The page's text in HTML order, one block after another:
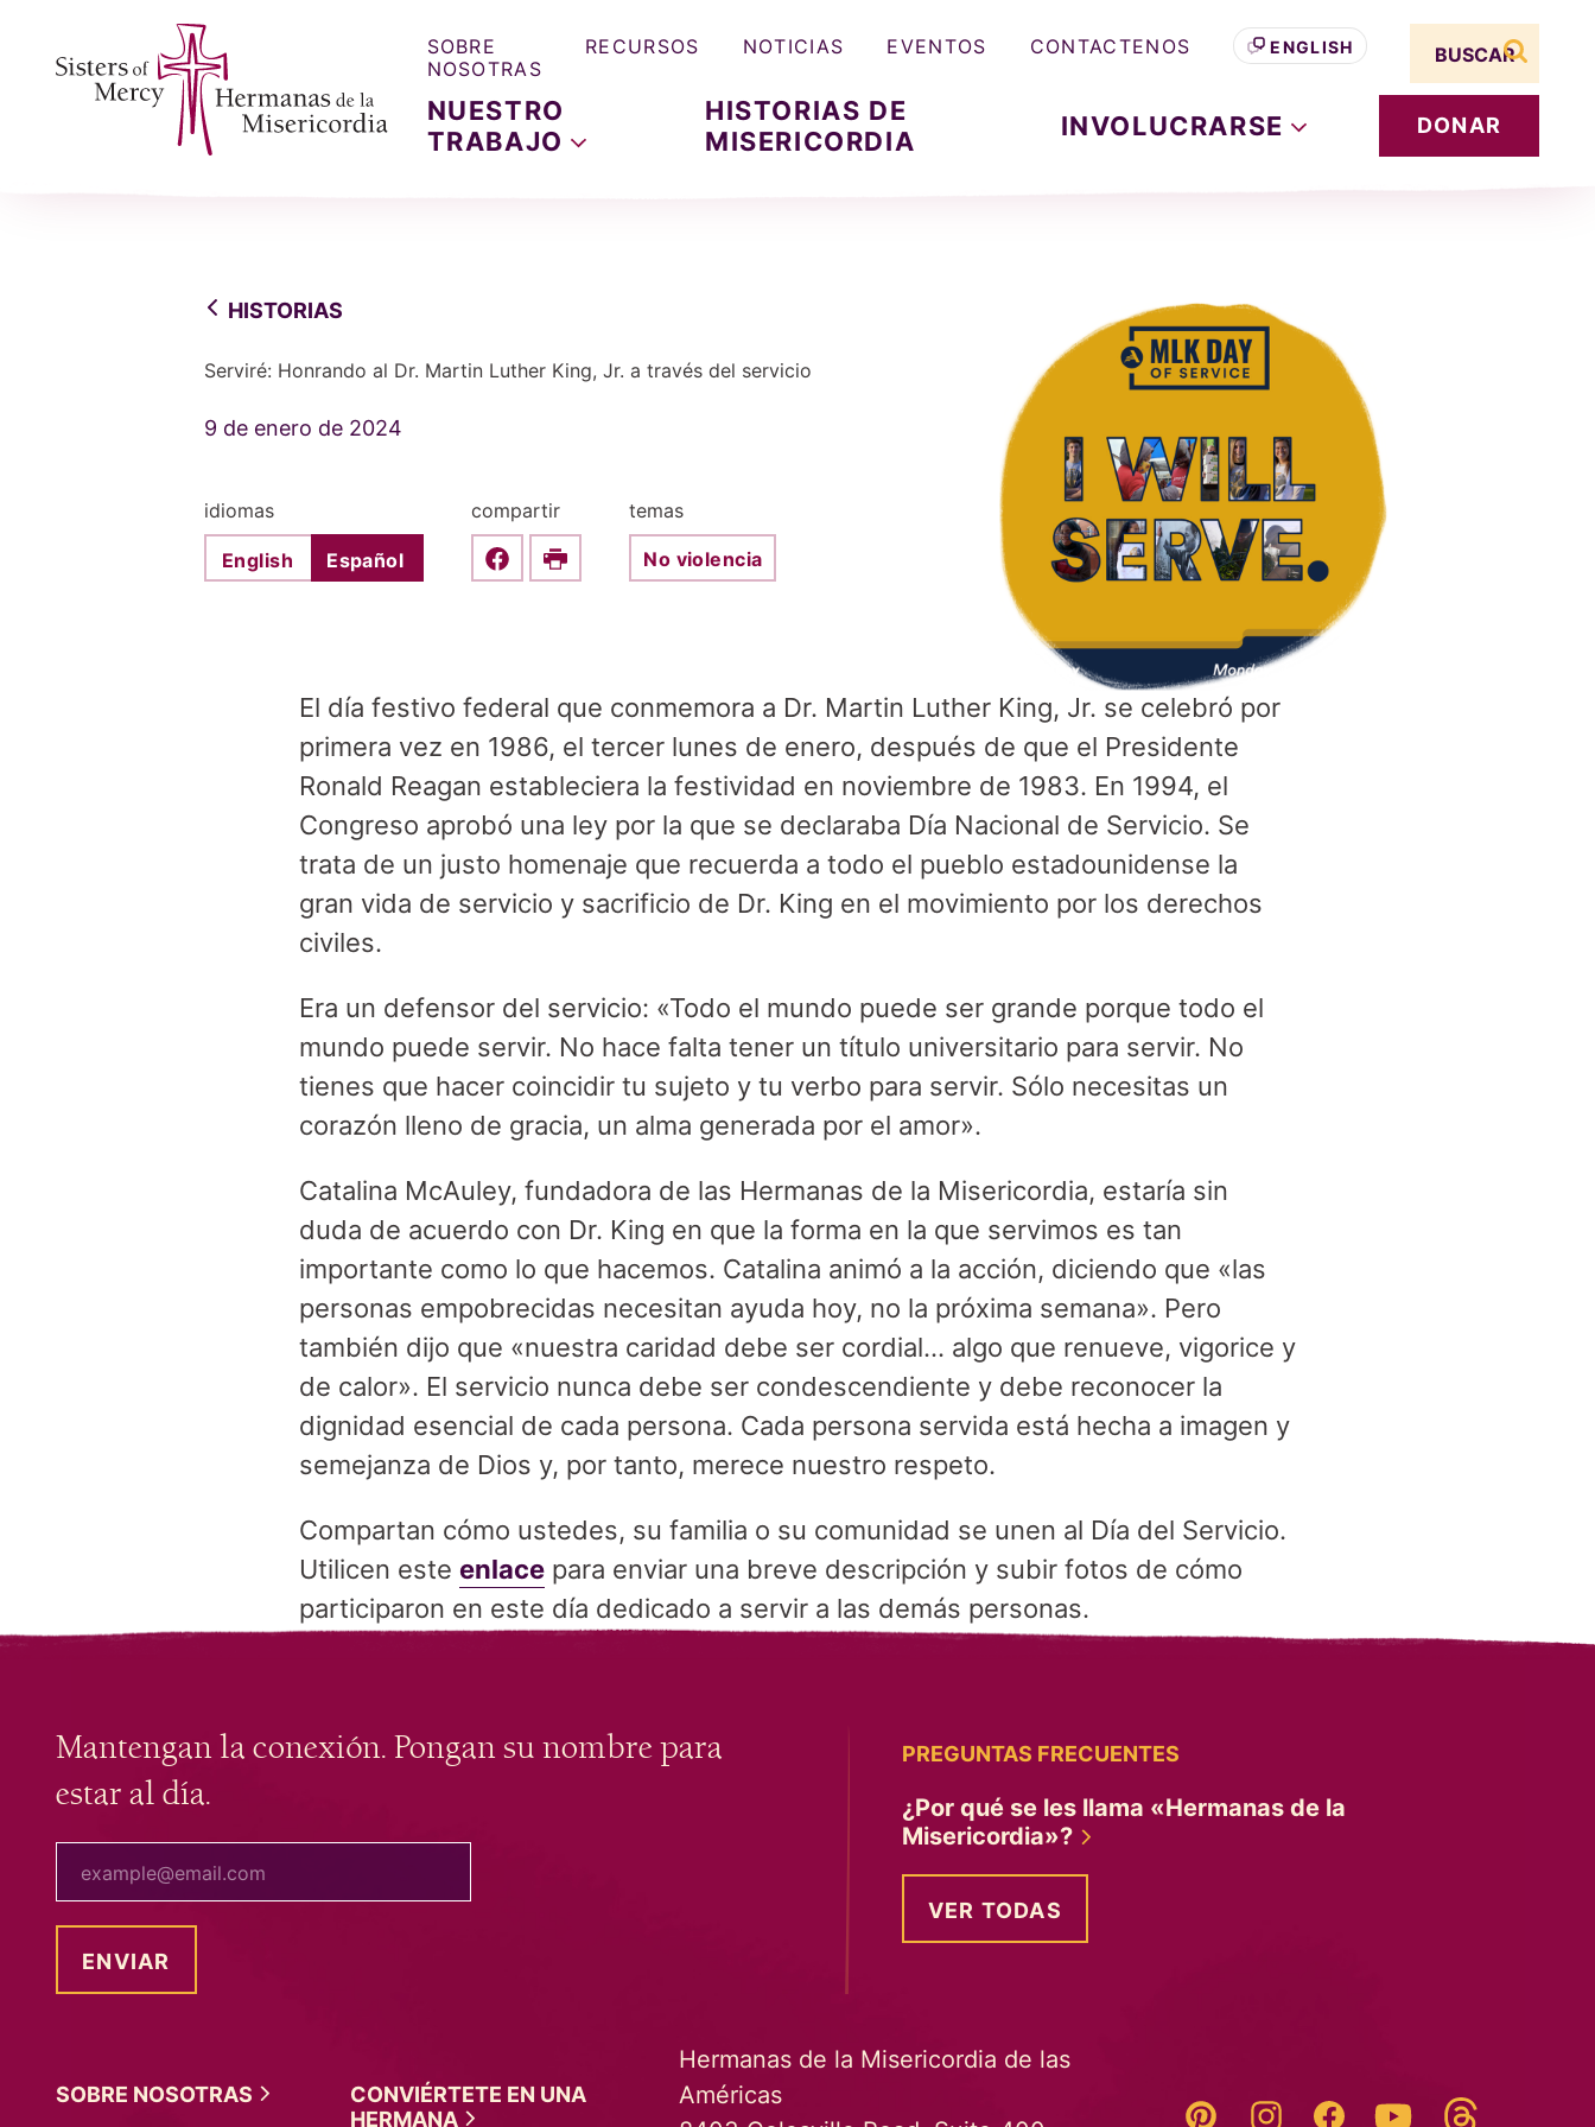
NUESTRO
TRABAJO
HISTORIAS DE
MISERICORDIA
INVOLUCRARSE DONAR
SOBRE
NOSOTRAS
RECURSOS NOTICIAS EVENTOS CONTACTENOS ENGLISH
Search term
buscar
HISTORIAS
Serviré: Honrando al Dr. Martin Luther King, Jr. a través del servicio
9 de enero de 2024
idiomas
English Español
compartir
Share this on Facebook
Print
temas
No violencia
El día festivo federal que conmemora a Dr. Martin Luther King, Jr. se celebró por
primera vez en 1986, el tercer lunes de enero, después de que el Presidente
Ronald Reagan estableciera la festividad en noviembre de 1983. En 1994, el
Congreso aprobó una ley por la que se declaraba Día Nacional de Servicio. Se
trata de un justo homenaje que recuerda a todo el pueblo estadounidense la
gran vida de servicio y sacrificio de Dr. King en el movimiento por los derechos
civiles.
Era un defensor del servicio: «Todo el mundo puede ser grande porque todo el
mundo puede servir. No hace falta tener un título universitario para servir. No
tienes que hacer coincidir tu sujeto y tu verbo para servir. Sólo necesitas un
corazón lleno de gracia, un alma generada por el amor».
Catalina McAuley, fundadora de las Hermanas de la Misericordia, estaría sin
duda de acuerdo con Dr. King en que la forma en la que servimos es tan
importante como lo que hacemos. Catalina animó a la acción, diciendo que «las
personas empobrecidas necesitan ayuda hoy, no la próxima semana». Pero
también dijo que «nuestra caridad debe ser cordial… algo que renueve, vigorice y
de calor». El servicio nunca debe ser condescendiente y debe reconocer la
dignidad esencial de cada persona. Cada persona servida está hecha a imagen y
semejanza de Dios y, por tanto, merece nuestro respeto.
Compartan cómo ustedes, su familia o su comunidad se unen al Día del Servicio.
Utilicen este enlace para enviar una breve descripción y subir fotos de cómo
participaron en este día dedicado a servir a las demás personas.
Mantengan la conexión. Pongan su nombre para
estar al día.
PREGUNTAS FRECUENTES
¿Por qué se les llama «Hermanas de la
Misericordia»?
VER TODAS
SOBRE NOSOTRAS
CONVIÉRTETE EN UNA
HERMANA
Hermanas de la Misericordia de las
Américas
Pinterest InstagramFacebookYouTube